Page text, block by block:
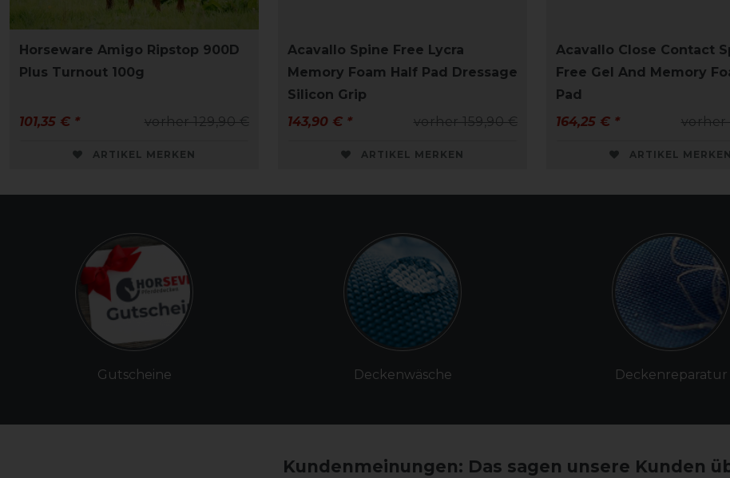
Horseware Amigo Ripstop 900D
Plus Turnout 100g
vorher 129,90 €
101,35 € *
ARTIKEL MERKEN
Acavallo Spine Free Lycra
Memory Foam Half Pad Dressage
Silicon Grip
vorher 159,90 €
143,90 € *
ARTIKEL MERKEN
Acavallo Close Contact
Free Gel And Memory
Pad
vorher
164,25 € *
ARTIKEL MERKEN
Gutscheine Deckenwäsche Deckenreparatur
Kundenmeinungen: Das sagen unsere Kunden